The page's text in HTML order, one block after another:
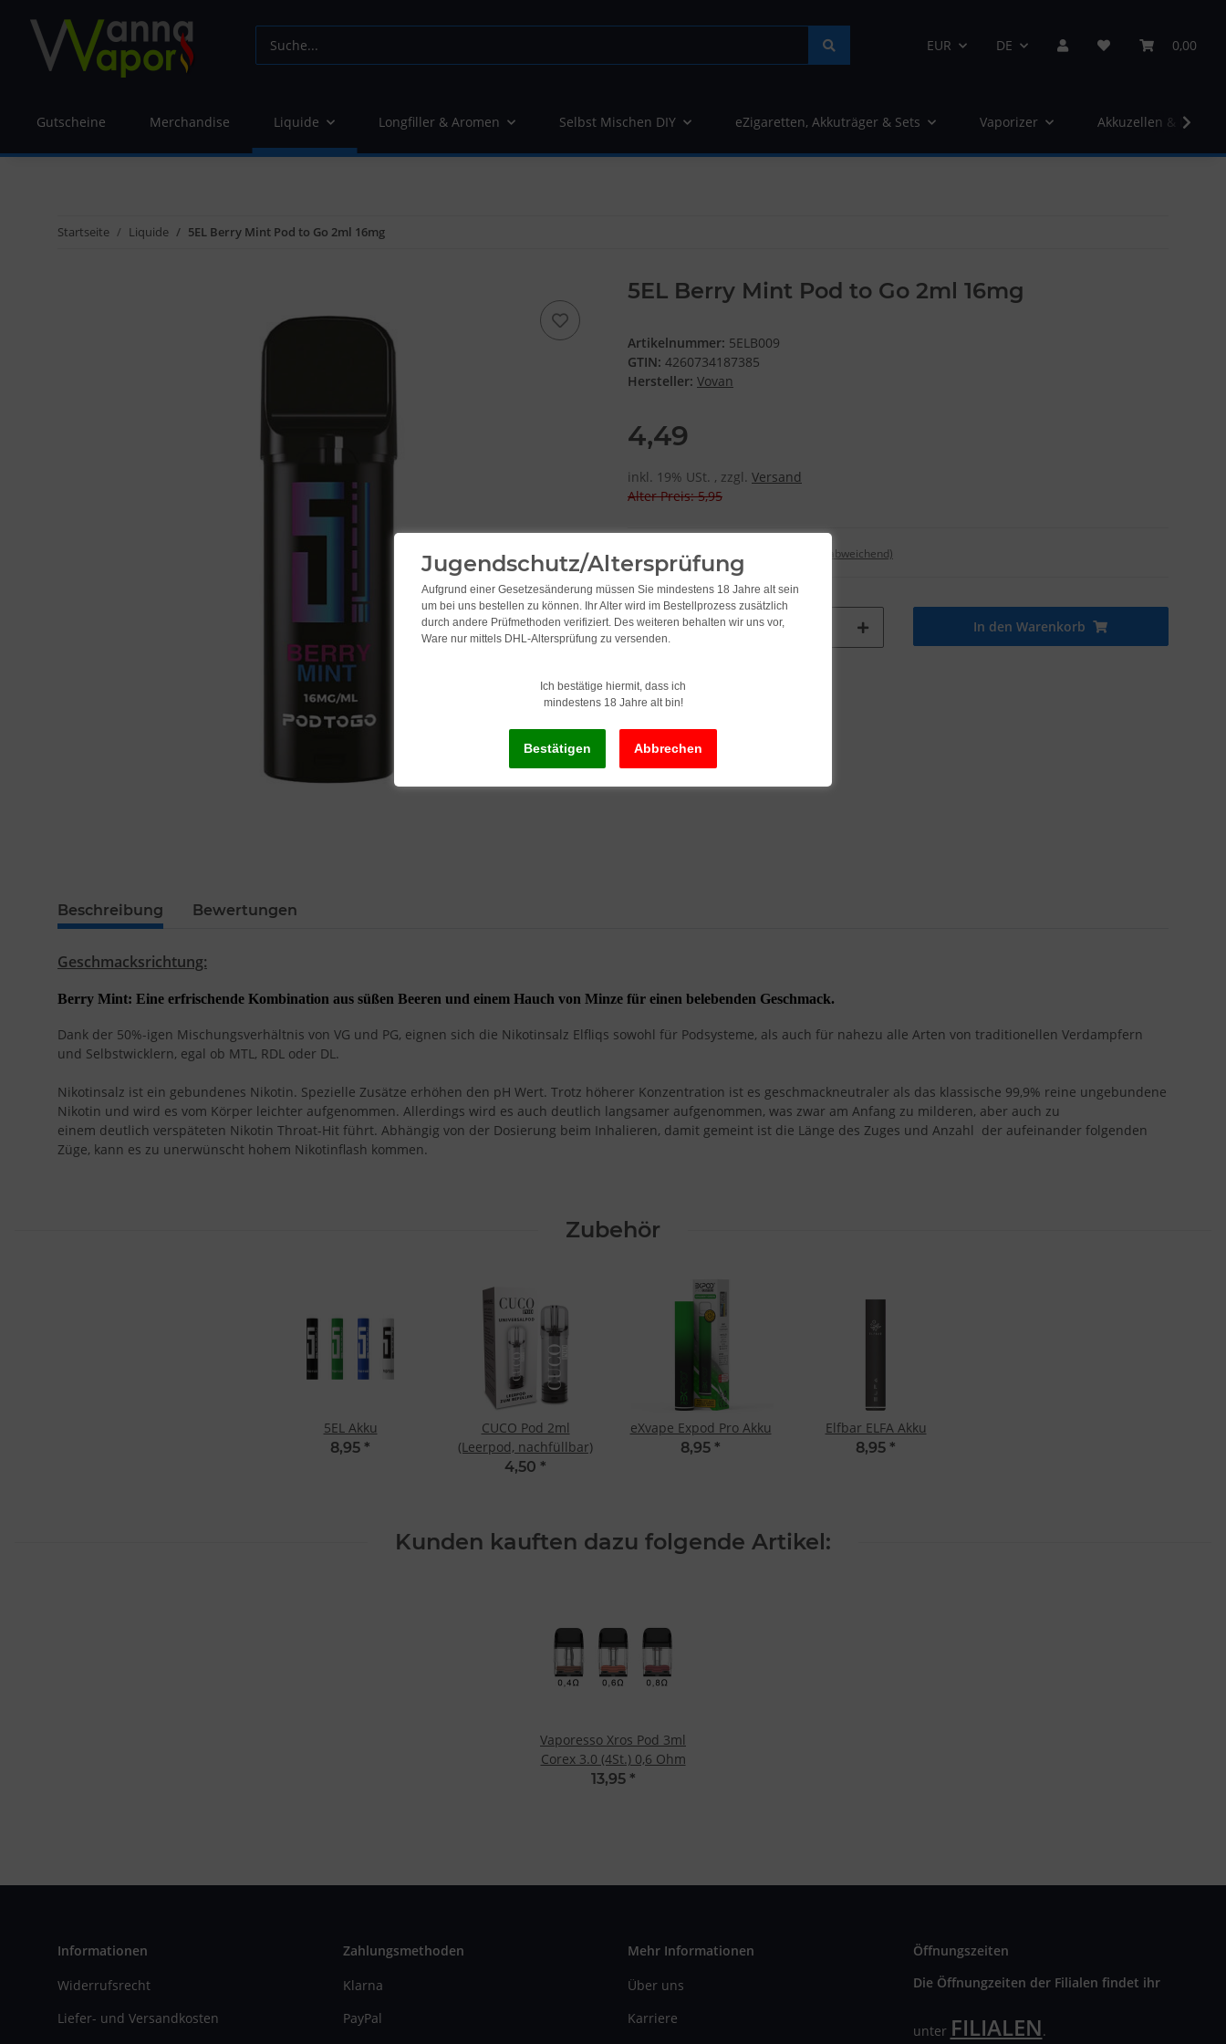
EUR DE 0,00
Gutscheine Merchandise Liquide Longfiller & Aromen Selbst Mischen DIY eZigaretten, Akkuträger & Sets Vaporizer Akkuzellen &
Startseite Liquide 5EL Berry Mint Pod to Go 2ml 16mg
5EL Berry Mint Pod to Go 2ml 16mg
Artikelnummer: 5ELB009
GTIN: 4260734187385
Hersteller: Vovan
4,49
inkl. 19% USt. , zzgl. Versand
Alter Preis: 5,95
2 - 3 Werktage (DE - Ausland abweichend)
In den Warenkorb
Beschreibung Bewertungen
Geschmacksrichtung:
Berry Mint: Eine erfrischende Kombination aus süßen Beeren und einem Hauch von Minze für einen belebenden Geschmack.
Dank der 50%-igen Mischungsverhältnis von VG und PG, eignen sich die Nikotinsalz Elfliqs sowohl für Podsysteme, als auch für nahezu alle Arten von traditionellen Verdampfern
und Selbstwicklern, egal ob MTL, RDL oder DL.
Nikotinsalz ist ein gebundenes Nikotin. Spezielle Zusätze erhöhen den pH Wert. Trotz höherer Konzentration ist es geschmackneutraler als das klassische 99,9% reine ungebundene
Nikotin und wird es vom Körper leichter aufgenommen. Allerdings wird es auch deutlich langsamer aufgenommen, was zwar am Anfang zu milderen, aber auch zu
einem deutlich verspäteten Nikotin Throat-Hit führt. Abhängig von der Dosierung beim Inhalieren, damit gemeint ist die Länge des Zuges und Anzahl der aufeinander folgenden
Züge, kann es zu unerwünscht hohem Nikotinflash kommen.
Zubehör
5EL Akku
8,95 *
CUCO Pod 2ml
(Leerpod, nachfüllbar)
4,50 *
eXvape Expod Pro Akku
8,95 *
Elfbar ELFA Akku
8,95 *
Kunden kauften dazu folgende Artikel:
Vaporesso Xros Pod 3ml
Corex 3.0 (4St.) 0,6 Ohm
13,95 *
Informationen
Widerrufsrecht
Liefer- und Versandkosten
Zahlungsmethoden
Klarna
PayPal
Mehr Informationen
Über uns
Karriere
Öffnungszeiten
Die Öffnungzeiten der Filialen findet ihr
unter FILIALEN.
Jugendschutz/Altersprüfung
Aufgrund einer Gesetzesänderung müssen Sie mindestens 18 Jahre alt sein
um bei uns bestellen zu können. Ihr Alter wird im Bestellprozess zusätzlich
durch andere Prüfmethoden verifiziert. Des weiteren behalten wir uns vor,
Ware nur mittels DHL-Altersprüfung zu versenden.
Ich bestätige hiermit, dass ich
mindestens 18 Jahre alt bin!